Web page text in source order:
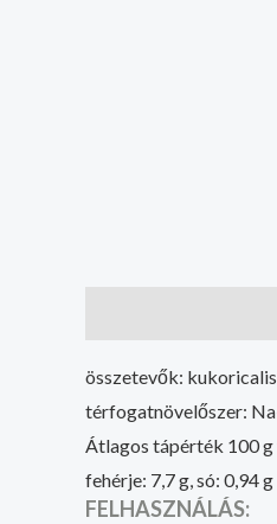
összetevők:
térfogatnövelőszer:
Átlagos tápérték 100 g
fehérje: 7,7 g, só: 0,94 g
FELHASZNÁLÁS: